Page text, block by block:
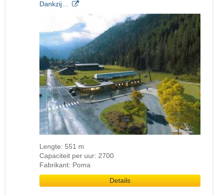
Dankzij…
Lengte: 551 m
Capaciteit per uur: 2700
Fabrikant: Poma
Details